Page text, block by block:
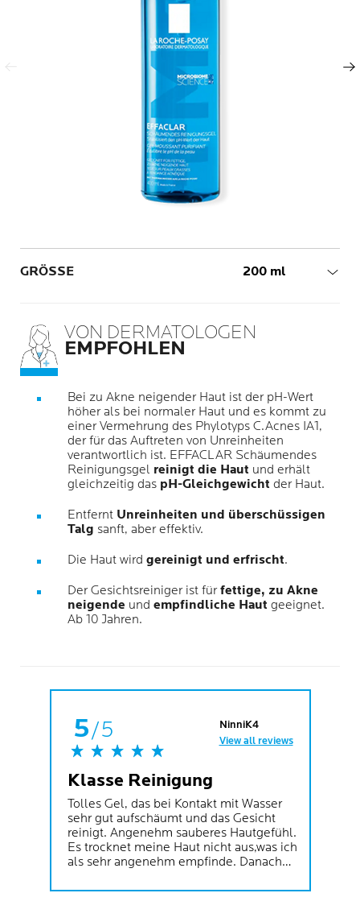
Nächster Eintrag
GRÖSSE Volume
200 ml
VON DERMATOLOGEN
EMPFOHLEN
Bei zu Akne neigender Haut ist der pH-Wert
höher als bei normaler Haut und es kommt zu
einer Vermehrung des Phylotyps C.Acnes IA1,
der für das Auftreten von Unreinheiten
verantwortlich ist. EFFACLAR Schäumendes
Reinigungsgel reinigt die Haut und erhält
gleichzeitig das pH-Gleichgewicht der Haut.
Entfernt Unreinheiten und überschüssigen
Talg sanft, aber effektiv.
Die Haut wird gereinigt und erfrischt.
Der Gesichtsreiniger ist fürfettige, zu Akne
neigende und empfindliche Haut geeignet.
Ab 10 Jahren.
5/5
NinniK4
View all reviews
Klasse Reinigung
Tolles Gel, das bei Kontakt mit Wasser
sehr gut aufschäumt und das Gesicht
reinigt. Angenehm sauberes Hautgefühl.
Es trocknet meine Haut nicht aus,was ich
als sehr angenehm empfinde. Danach
Hautbild wird immer besser..... Danke